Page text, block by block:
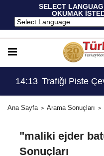
SELECT
OKUMAK
Kadro İhdas Edildi
14:13 Trafiği Piste
Ana Sayfa Arama Sonuçları
"maliki ejder
Sonuçları